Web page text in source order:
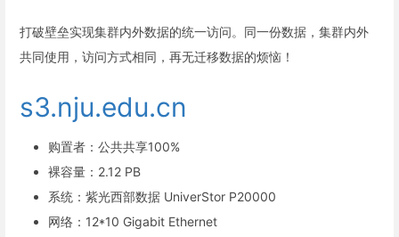
打破壁垒实现集群内外数据的统一访问。同一份数据，集群内外
共同使用，访问方式相同，再无迁移数据的烦恼！
s3.nju.edu.cn
购置者：公共共享100%
裸容量：2.12 PB
系统：紫光西部数据 UniverStor P20000
网络：12*10 Gigabit Ethernet